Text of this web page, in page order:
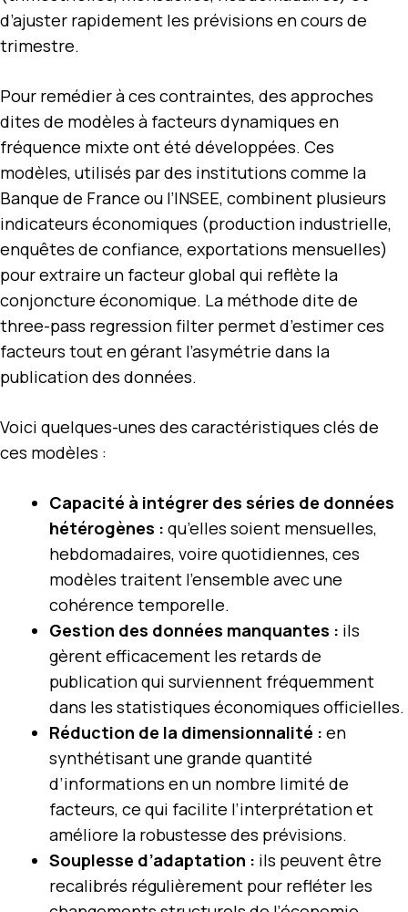
d’ajuster rapidement les prévisions en cours de
trimestre.
Pour remédier à ces contraintes, des approches
dites de modèles à facteurs dynamiques en
fréquence mixte ont été développées. Ces
modèles, utilisés par des institutions comme la
Banque de France ou l’INSEE, combinent plusieurs
indicateurs économiques (production industrielle,
enquêtes de confiance, exportations mensuelles)
pour extraire un facteur global qui reflète la
conjoncture économique. La méthode dite de
three-pass regression filter permet d’estimer ces
facteurs tout en gérant l’asymétrie dans la
publication des données.
Voici quelques-unes des caractéristiques clés de
ces modèles :
Capacité à intégrer des séries de données
hétérogènes : qu’elles soient mensuelles,
hebdomadaires, voire quotidiennes, ces
modèles traitent l’ensemble avec une
cohérence temporelle.
Gestion des données manquantes : ils
gèrent efficacement les retards de
publication qui surviennent fréquemment
dans les statistiques économiques officielles.
Réduction de la dimensionnalité : en
synthétisant une grande quantité
d’informations en un nombre limité de
facteurs, ce qui facilite l’interprétation et
améliore la robustesse des prévisions.
Souplesse d’adaptation : ils peuvent être
recalibrés régulièrement pour refléter les